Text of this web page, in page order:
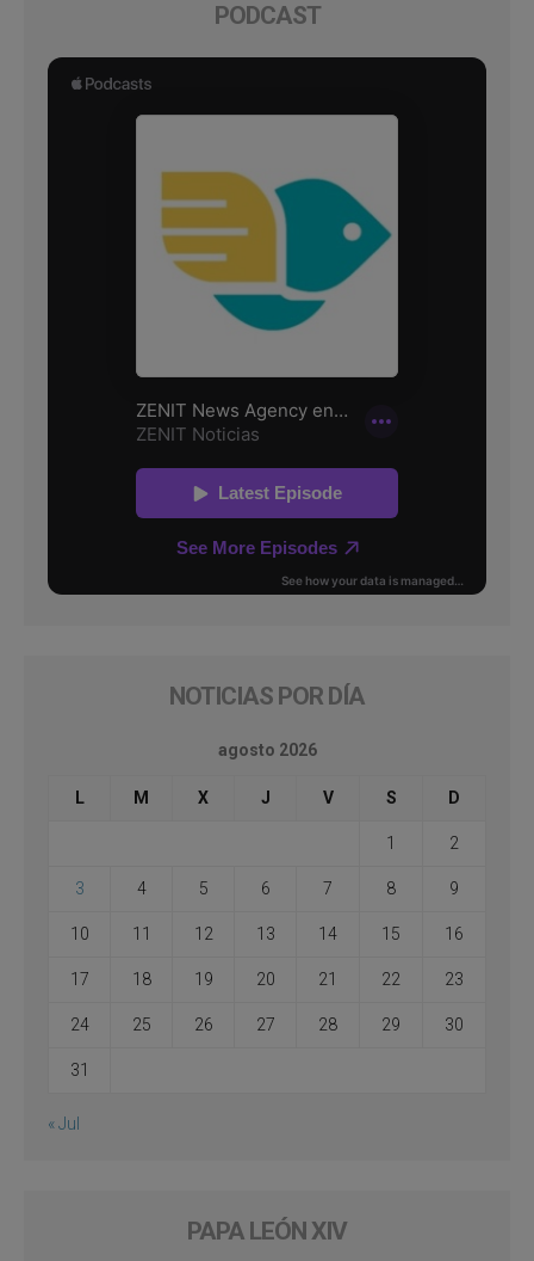
PODCAST
NOTICIAS POR DÍA
agosto 2026
L M X J V S D
1 2
3 4 5 6 7 8 9
10 11 12 13 14 15 16
17 18 19 20 21 22 23
24 25 26 27 28 29 30
31
« Jul
PAPA LEÓN XIV